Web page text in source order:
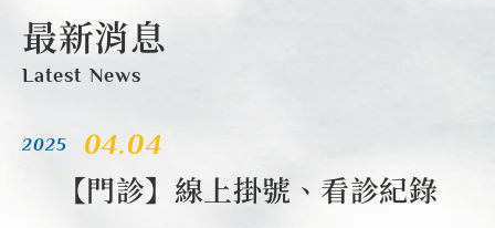
最新消息
Latest News
2025 04.04
【門診】線上掛號、看診紀錄